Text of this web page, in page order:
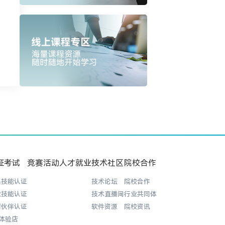
考试
能认证
能认证
伴认证
验店
竞赛活动人才就业技术社区
技术论坛
技术直播间
软件资源
院校合作
院校合作
行业共同体
院校资讯